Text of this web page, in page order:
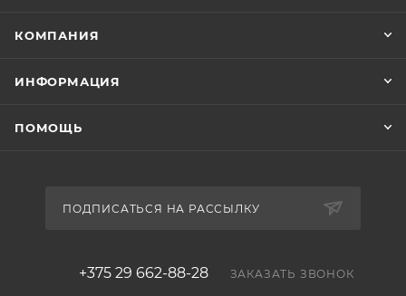
КОМПАНИЯ
ИНФОРМАЦИЯ
ПОМОЩЬ
ПОДПИСАТЬСЯ НА РАССЫЛКУ
+375 29 662-88-28 ЗАКАЗАТЬ ЗВОНОК